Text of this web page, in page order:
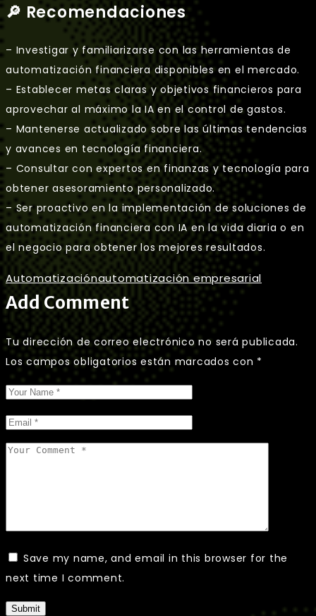
🔎 Recomendaciones
– Investigar y familiarizarse con las herramientas de
automatización financiera disponibles en el mercado.
– Establecer metas claras y objetivos financieros para
aprovechar al máximo la IA en el control de gastos.
– Mantenerse actualizado sobre las últimas tendencias
y avances en tecnología financiera.
– Consultar con expertos en finanzas y tecnología para
obtener asesoramiento personalizado.
– Ser proactivo en la implementación de soluciones de
automatización financiera con IA en la vida diaria o en
el negocio para obtener los mejores resultados.
Automatizaciónautomatización empresarial
Add Comment
Tu dirección de correo electrónico no será publicada.
Los campos obligatorios están marcados con *
Save my name, and email in this browser for the
next time I comment.
Submit